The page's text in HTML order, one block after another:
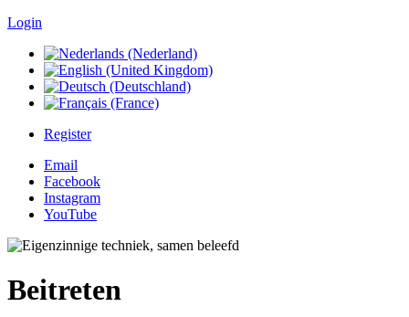
Login
Register
Email
Facebook
Instagram
YouTube
Beitreten